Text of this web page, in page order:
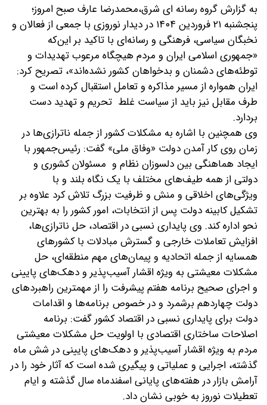
به گزارش گروه رسانه ای شرق،محمدرضا عارف صبح امروز؛
پنجشنبه ۲۱ فروردین ۱۴۰۴ در دیدار نوروزی با جمعی از فعالان و
نخبگان سیاسی، فرهنگی و رسانه‌ای با تاکید بر این‌که
«جمهوری اسلامی ایران و مردم هیچگاه مرعوب تهدیدات و
توطئه‌های دشمنان و بدخواهان کشور نشده‌اند»، تصریح کرد:
ایران همواره از مسیر مذاکره و تعامل استقبال کرده است و
طرف مقابل نیز باید از سیاست غلط تحریم و تهدید دست
بردارد.
وی همچنین با اشاره به مشکلات کشور از جمله ناترازی‌ها در
زمان روی کار آمدن دولت «وفاق ملی» گفت: رئیس‌جمهور با
ایجاد هماهنگی بین دلسوزان نظام و مسئولان کشوری و
دولتی از همه طیف‌های مختلف با یک نگاه بلند و با
ویژگی‌های اخلاقی و منش و ظرفیت بزرگ تلاش کرد علاوه بر
تشکیل کابینه دولت پس از انتخابات، امور کشور را به بهترین
نحو اداره کند. وی پایداری نسبی در اقتصاد، حل ناترازی‌ها،
افزایش تعاملات خارجی و گسترش مبادلات با کشورهای
همسایه از جمله اتحادیه و پیمان‌های مهم منطقه‌ای، حل
مشکلات معیشتی به ویژه اقشار آسیب‌پذیر و دهک‌های پایینی
و اجرای صحیح برنامه هفتم پیشرفت را از مهمترین راهبردهای
دولت چهاردهم برشمرد و در خصوص برنامه‌ها و اقدامات
دولت برای پایداری نسبی در اقتصاد کشور گفت: برنامه
اصلاحات ساختاری اقتصادی با اولویت حل مشکلات معیشتی
مردم به ویژه اقشار آسیب‌پذیر و دهک‌های پایینی در شش ماه
گذشته، اجرایی و عملیاتی و پیگیری شده است که آثار خود را در
آرامش بازار در هفته‌های پایانی اسفندماه سال گذشته و ایام
تعطیلات نوروز به خوبی نشان داد.